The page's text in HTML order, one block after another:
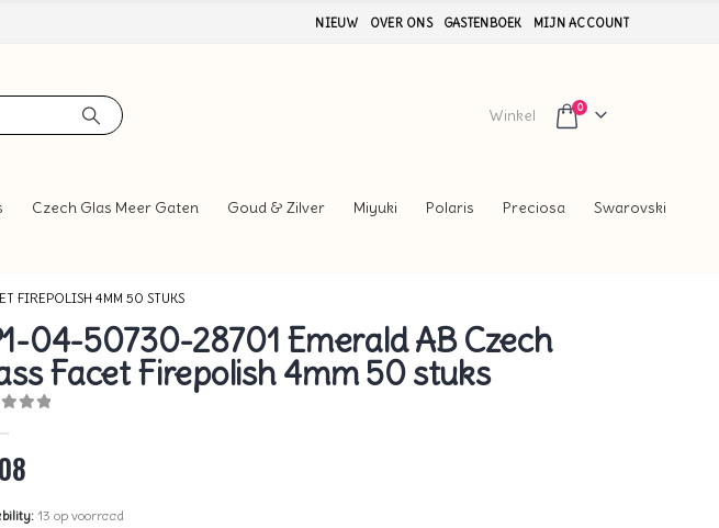
NIEUW OVER ONS GASTENBOEK MIJN ACCOUNT
Winkel 0
Czech Glas Meer Gaten Goud & Zilver Miyuki Polaris Preciosa Swarovski
FIREPOLISH 4MM 50 STUKS
04-50730-28701 Emerald AB Czech
Facet Firepolish 4mm 50 stuks
13 op voorraad